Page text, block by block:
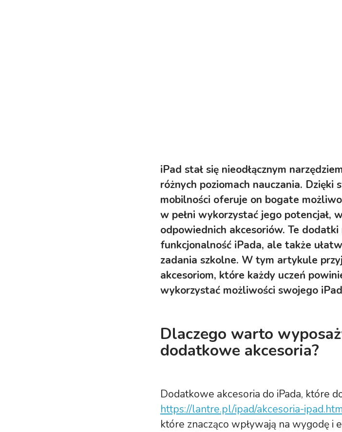
iPad stał się nieodłącznym
różnych poziomach nauczania. Dzięki
mobilności oferuje on bogate
w pełni wykorzystać jego potencjał,
odpowiednich akcesoriów. Te
funkcjonalność iPada, ale także
zadania szkolne. W tym artykule
akcesoriom, które każdy uczeń
wykorzystać możliwości swojego
Dlaczego warto
dodatkowe akcesoria?
Dodatkowe akcesoria do iPada, które
https://lantre.pl/ipad/akcesoria-
które znacząco wpływają na wygodę i